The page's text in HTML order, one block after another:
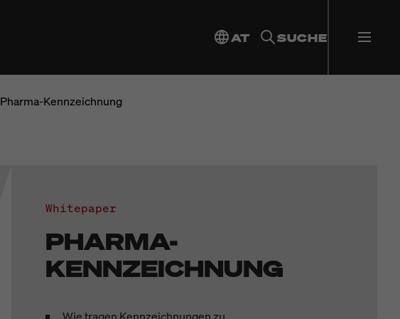
AT SUCHE
Pharma-Kennzeichnung
Whitepaper
PHARMA-
KENNZEICHNUNG